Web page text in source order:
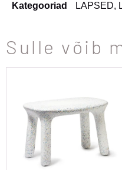
Kategooriad
LAPSED,
Sulle võib